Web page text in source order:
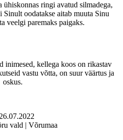
ühiskonnas ringi avatud silmadega,
Sinult oodatakse aitab muuta Sinu
veelgi paremaks paigaks.
inimesed, kellega koos on rikastav
vastu võtta, on suur väärtus ja
oskus.
vald | Võrumaa